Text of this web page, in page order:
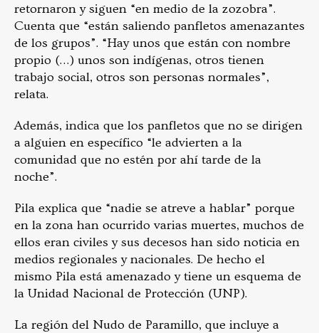
retornaron y siguen “en medio de la zozobra”.
Cuenta que “están saliendo panfletos amenazantes
de los grupos”. “Hay unos que están con nombre
propio (…) unos son indígenas, otros tienen
trabajo social, otros son personas normales”,
relata.
Además, indica que los panfletos que no se dirigen
a alguien en específico “le advierten a la
comunidad que no estén por ahí tarde de la
noche”.
Pila explica que “nadie se atreve a hablar” porque
en la zona han ocurrido varias muertes, muchos de
ellos eran civiles y sus decesos han sido noticia en
medios regionales y nacionales. De hecho el
mismo Pila está amenazado y tiene un esquema de
la Unidad Nacional de Protección (UNP).
La región del Nudo de Paramillo, que incluye a